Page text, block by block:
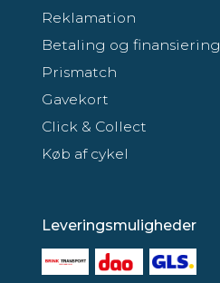
Reklamation
Betaling og finansiering
Prismatch
Gavekort
Click & Collect
Køb af cykel
Leveringsmuligheder